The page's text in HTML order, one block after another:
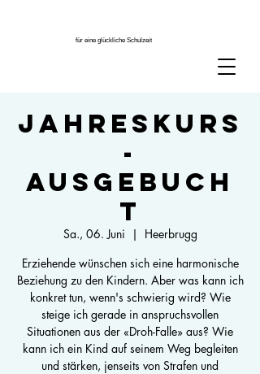
für eine glückliche Schulzeit
Jahreskurs
-
ausgebuch
t
Sa., 06. Juni
  |
Heerbrugg
Erziehende wünschen sich eine harmonische
Beziehung zu den Kindern. Aber was kann ich
konkret tun, wenn's schwierig wird? Wie
steige ich gerade in anspruchsvollen
Situationen aus der «Droh-Falle» aus? Wie
kann ich ein Kind auf seinem Weg begleiten
und stärken, jenseits von Strafen und